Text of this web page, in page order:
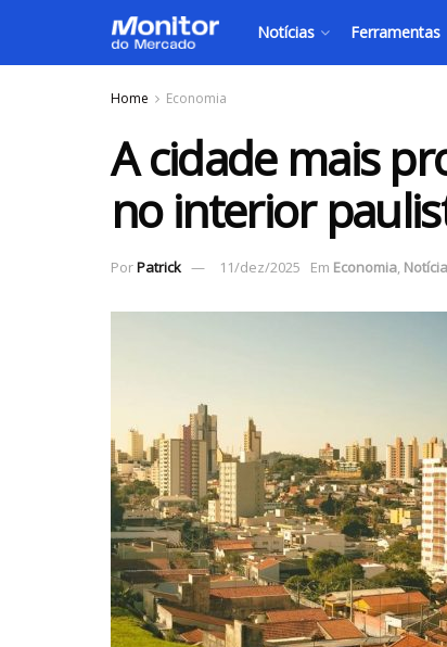
Notícias Ferramentas
Home Economia
A cidade mais
no interior
PorPatrick 11/dez/2025 Em Economia,